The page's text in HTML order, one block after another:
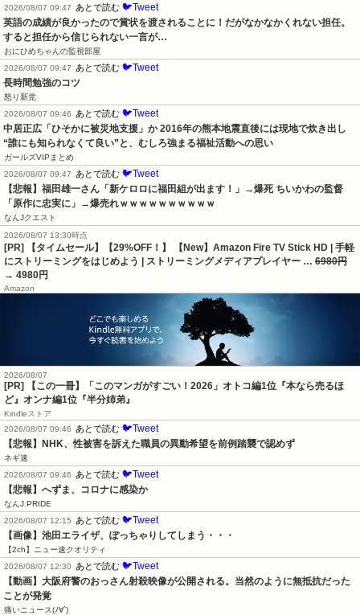
2026/08/07 09:47
あとで読む 🐦Tweet
英語の成績が良かったので賞状を渡されることに！だがなかなかくれない担任。
すると担任から信じられない一言が…
おにひめちゃんの監視部屋
2026/08/07 09:47
あとで読む 🐦Tweet
長時間勉強のコツ
怒り新党
2026/08/07 09:46
あとで読む 🐦Tweet
中居正広「ひそかに被災地支援」か 2016年の熊本地震直後には現地で炊き出し
“誰にも知られなくて良い”と、むしろ強まる福祉活動への思い
ガールズVIPまとめ
2026/08/07 09:47
あとで読む 🐦Tweet
【悲報】福田雄一さん「新ケロロに福田組が出ます！」→爆死 ちいかわの監督
「原作に忠実に」→爆売れｗｗｗｗｗｗｗｗｗｗ
なんJクエスト
2026/08/07 13:30時点
[PR] 【タイムセール】【29%OFF！】 【New】Amazon Fire TV Stick HD | 手軽
にストリーミングをはじめよう | ストリーミングメディアプレイヤー … 6980円
→ 4980円
Amazon
2026/08/07
[PR] 【この一冊】「このマンガがすごい！2026」オトコ編1位『本なら売るほ
ど』オンナ編1位『半分姉弟』
Kindleストア
2026/08/07 09:46
あとで読む 🐦Tweet
【悲報】NHK、性被害を訴えた職員の異動希望を前例踏襲で認めず
ネギ速
2026/08/07 09:46
あとで読む 🐦Tweet
【悲報】へずま、コロナに感染か
なんJ PRIDE
2026/08/07 12:15
あとで読む 🐦Tweet
【画像】池田エライザ、ぽっちゃりしてしまう・・・
【2ch】ニュー速クオリティ
2026/08/07 12:30
あとで読む 🐦Tweet
【動画】大阪府警のおっさん射殺映像が公開される。当然のように無抵抗だった
ことが発覚
痛いニュース(ﾉ∀`)